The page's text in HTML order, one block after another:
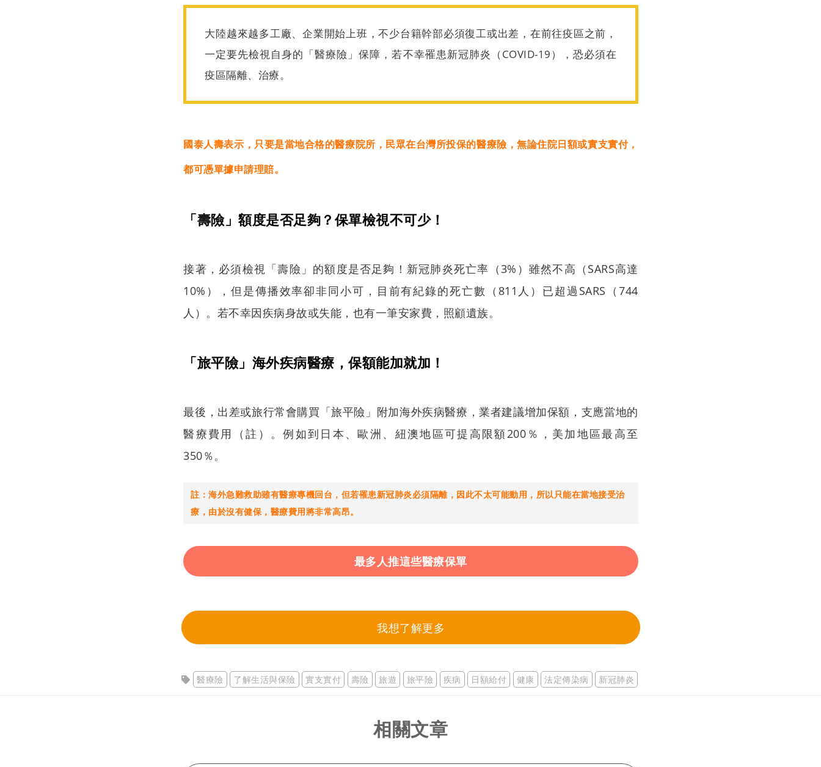
大陸越來越多工廠、企業開始上班，不少台籍幹部必須復工或出差，在前往疫區之前，
一定要先檢視自身的「醫療險」保障，若不幸罹患新冠肺炎（COVID-19），恐必須在
疫區隔離、治療。
國泰人壽表示，只要是當地合格的醫療院所，民眾在台灣所投保的醫療險，無論住院日額或實支實付，
都可憑單據申請理賠。
「壽險」額度是否足夠？保單檢視不可少！
接著，必須檢視「壽險」的額度是否足夠！新冠肺炎死亡率（3%）雖然不高（SARS高達
10%），但是傳播效率卻非同小可，目前有紀錄的死亡數（811人）已超過SARS（744
人）。若不幸因疾病身故或失能，也有一筆安家費，照顧遺族。
「旅平險」海外疾病醫療，保額能加就加！
最後，出差或旅行常會購買「旅平險」附加海外疾病醫療，業者建議增加保額，支應當地的
醫療費用（註）。例如到日本、歐洲、紐澳地區可提高限額200％，美加地區最高至
350％。
註：海外急難救助雖有醫療專機回台，但若罹患新冠肺炎必須隔離，因此不太可能動用，所以只能在當地接受治
療，由於沒有健保，醫療費用將非常高昂。
最多人推這些醫療保單
我想了解更多
醫療險 了解生活與保險 實支實付 壽險 旅遊 旅平險 疾病 日額給付 健康 法定傳染病 新冠肺炎
相關文章